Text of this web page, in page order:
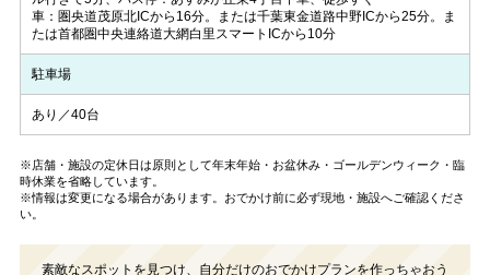
車：圏央道茂原北ICから16分。または千葉東金道路中野ICから25分。ま
たは首都圏中央連絡道大網白里スマートICから10分
駐車場
あり／40台
※店舗・施設の定休日は原則として年末年始・お盆休み・ゴールデンウィーク・臨
時休業を省略しています。
※情報は変更になる場合があります。おでかけ前に必ず現地・施設へご確認くださ
い。
素敵なスポットを見つけ、自分だけのおでかけプランを作っちゃおう